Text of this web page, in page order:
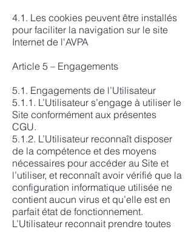
4.1. Les cookies peuvent être installés
pour faciliter la navigation sur le site
Internet de l'AVPA
Article 5 – Engagements
5.1. Engagements de l’Utilisateur
5.1.1. L’Utilisateur s’engage à utiliser le
Site conformément aux présentes
CGU.
5.1.2. L’Utilisateur reconnaît disposer
de la compétence et des moyens
nécessaires pour accéder au Site et
l’utiliser, et reconnaît avoir vérifié que la
configuration informatique utilisée ne
contient aucun virus et qu’elle est en
parfait état de fonctionnement.
L’Utilisateur reconnait prendre toutes